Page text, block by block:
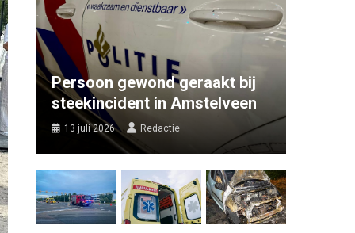
Persoon gewond geraakt bij
steekincident in Amstelveen
13 juli 2026 Redactie